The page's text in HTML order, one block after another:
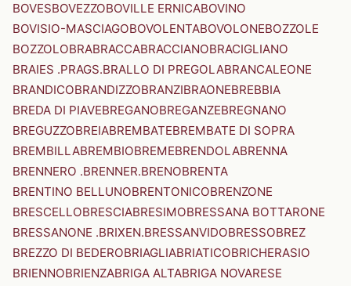
BOVESBOVEZZOBOVILLE ERNICABOVINO
BOVISIO-MASCIAGOBOVOLENTABOVOLONEBOZZOLE
BOZZOLOBRABRACCABRACCIANOBRACIGLIANO
BRAIES .PRAGS.BRALLO DI PREGOLABRANCALEONE
BRANDICOBRANDIZZOBRANZIBRAONEBREBBIA
BREDA DI PIAVEBREGANOBREGANZEBREGNANO
BREGUZZOBREIABREMBATEBREMBATE DI SOPRA
BREMBILLABREMBIOBREMEBRENDOLABRENNA
BRENNERO .BRENNER.BRENOBRENTA
BRENTINO BELLUNOBRENTONICOBRENZONE
BRESCELLOBRESCIABRESIMOBRESSANA BOTTARONE
BRESSANONE .BRIXEN.BRESSANVIDOBRESSOBREZ
BREZZO DI BEDEROBRIAGLIABRIATICOBRICHERASIO
BRIENNOBRIENZABRIGA ALTABRIGA NOVARESE